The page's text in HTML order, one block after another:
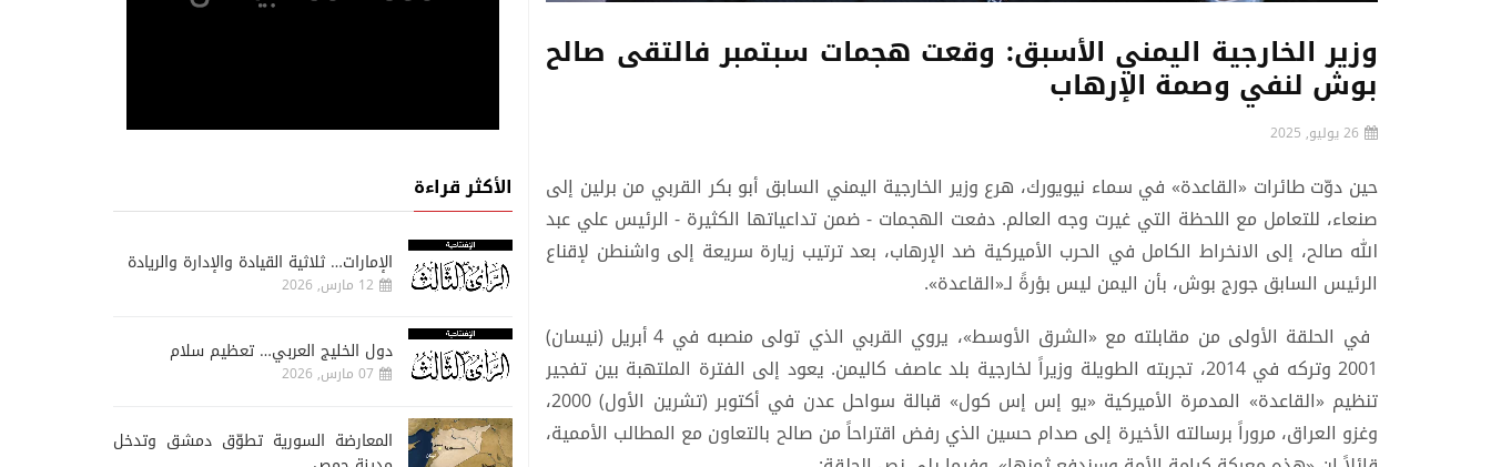
وزير الخارجية اليمني الأسبق: وقعت هجمات سبتمبر فالتقى صالح
بوش لنفي وصمة الإرهاب
26 يوليو, 2025
حين دوّت طائرات «القاعدة» في سماء نيويورك، هرع وزير الخارجية اليمني السابق أبو بكر القربي من برلين إلى
صنعاء، للتعامل مع اللحظة التي غيرت وجه العالم. دفعت الهجمات - ضمن تداعياتها الكثيرة - الرئيس علي عبد
الله صالح، إلى الانخراط الكامل في الحرب الأميركية ضد الإرهاب، بعد ترتيب زيارة سريعة إلى واشنطن لإقناع
الرئيس السابق جورج بوش، بأن اليمن ليس بؤرةً لـ«القاعدة».
في الحلقة الأولى من مقابلته مع «الشرق الأوسط»، يروي القربي الذي تولى منصبه في 4 أبريل (نيسان)
2001 وتركه في 2014، تجربته الطويلة وزيراً لخارجية بلد عاصف كاليمن. يعود إلى الفترة الملتهبة بين تفجير
تنظيم «القاعدة» المدمرة الأميركية «يو إس إس كول» قبالة سواحل عدن في أكتوبر (تشرين الأول) 2000،
وغزو العراق، مروراً برسالته الأخيرة إلى صدام حسين الذي رفض اقتراحاً من صالح بالتعاون مع المطالب الأممية،
الأكثر قراءة
الإمارات… ثلاثية القيادة والإدارة والريادة
12 مارس, 2026
دول الخليج العربي… تعظيم سلام
07 مارس, 2026
المعارضة السورية تطوّق دمشق وتدخل